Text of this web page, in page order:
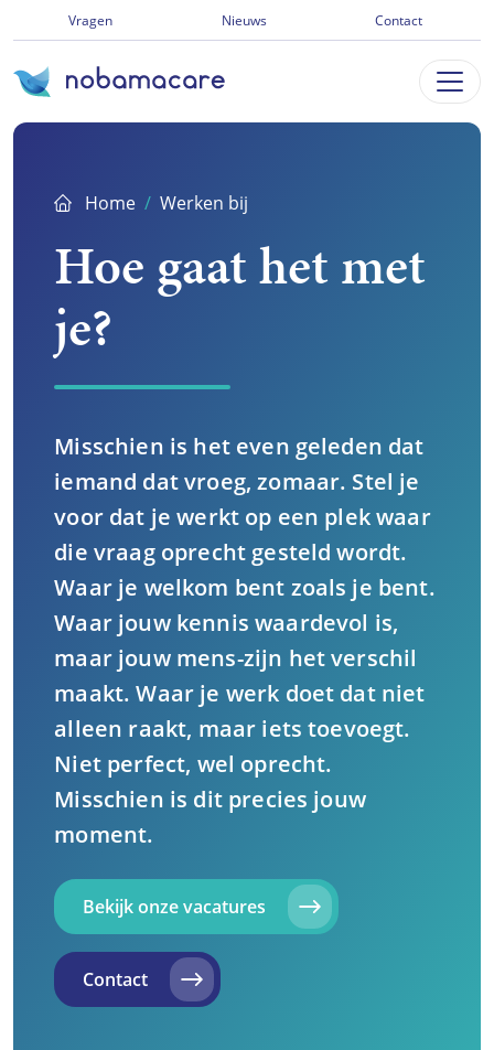
direct
naar
inhoud
Vragen Nieuws Contact
Home Werken bij
Hoe gaat het met
je?
Misschien is het even geleden dat
iemand dat vroeg, zomaar. Stel je
voor dat je werkt op een plek waar
die vraag oprecht gesteld wordt.
Waar je welkom bent zoals je bent.
Waar jouw kennis waardevol is,
maar jouw mens-zijn het verschil
maakt. Waar je werk doet dat niet
alleen raakt, maar iets toevoegt.
Niet perfect, wel oprecht.
Misschien is dit precies jouw
moment.
Bekijk onze vacatures
Contact